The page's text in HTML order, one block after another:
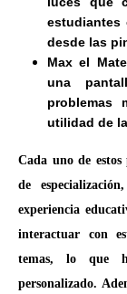
estudiantes
desde las
Max el
una
problemas
utilidad de
Cada uno de
de
experiencia
interactuar con
temas, lo que
personalizado.